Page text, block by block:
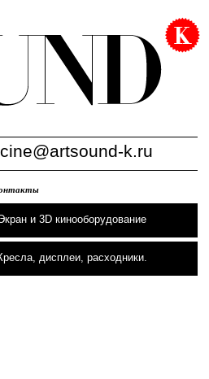
cine@artsound-k.ru
и 3D кинооборудование
дисплеи, расходники.